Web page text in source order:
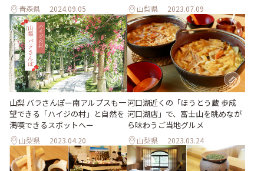
青森県 2024.09.05 山梨県 2023.07.09
山梨 バラさんぽー南アルプスも一
望できる「ハイジの村」と自然を
満喫できるスポットへー
山梨県 2023.04.20
河口湖近くの「ほうとう蔵 歩成
河口湖店」で、富士山を眺めなが
ら味わうご当地グルメ
山梨県 2023.03.24